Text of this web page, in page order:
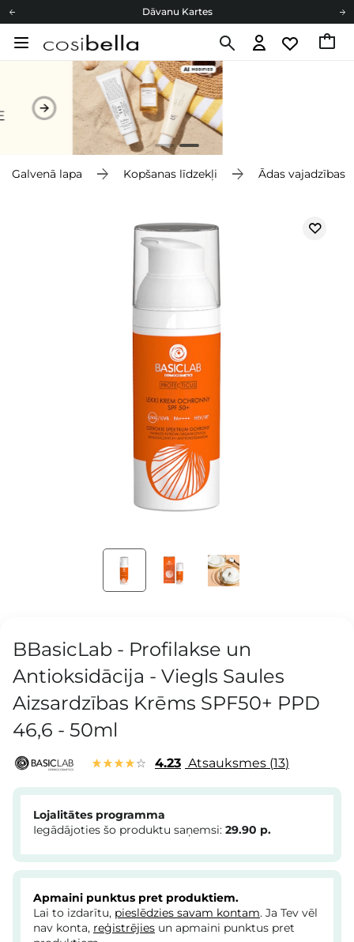
Dāvanu Kartes
Cosibella lojalitātes programma
Dāvanu Kartes
Galvenā lapa Kopšanas līdzekļi Ādas vajadzības
BBasicLab - Profilakse un
Antioksidācija - Viegls Saules
Aizsardzības Krēms SPF50+ PPD
46,6 - 50ml
4.23 Atsauksmes 13
Lojalitātes programma
Iegādājoties šo produktu saņemsi: 29.90 p.
Apmaini punktus pret produktiem.
Lai to izdarītu, pieslēdzies savam kontam. Ja Tev vēl
nav konta, reģistrējies un apmaini punktus pret